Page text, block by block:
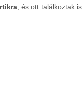
, és ott találkoztak is.